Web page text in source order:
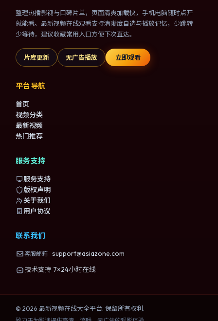
整理热播影视与口碑片单，页面清爽加载快，手机电脑随时点开
就能看。最新视频在线观看支持清晰度自选与播放记忆，少跳转
少等待，建议收藏常用入口方便下次直达。
片库更新 无广告播放 立即观看
平台导航
首页
视频分类
最新视频
热门推荐
服务支持
服务支持
版权声明
关于我们
用户协议
联系我们
客服邮箱 support@asiazone.com
技术支持 7×24小时在线
© 2026 最新视频在线大全平台. 保留所有权利.